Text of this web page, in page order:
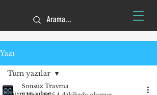
Yazı
Tüm yazılar
Sonsuz Travma